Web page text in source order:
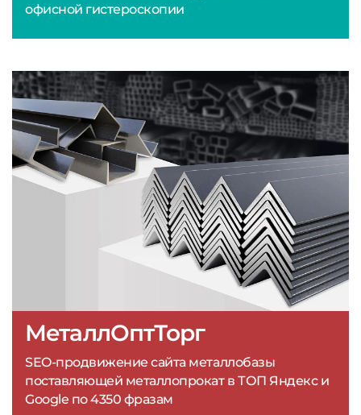
офисной гистероскопии
МеталлОптТорг
SEO-продвижение сайта металлобазы
поставляющей металлопрокат в ТОП Яндекс и
Google по 4350 фразам